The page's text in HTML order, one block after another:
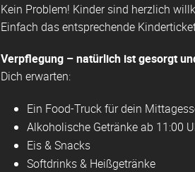
Kein Problem! Kinder sind herzlich
Einfach das entsprechende
Verpflegung – natürlich ist gesorgt
Dich erwarten:
Ein Food-Truck für dein
Alkoholische Getränke ab 11:00
Eis & Snacks
Softdrinks & Heißgetränke